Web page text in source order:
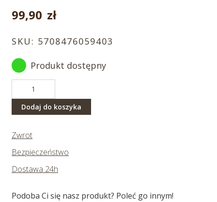
99,90 zł
SKU: 5708476059403
Produkt dostępny
cm
Dodaj do koszyka
Zwrot
Bezpieczeństwo
Dostawa 24h
Podoba Ci się nasz produkt? Poleć go innym!